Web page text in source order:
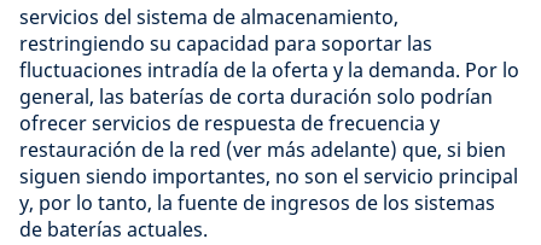
servicios del sistema de almacenamiento,
restringiendo su capacidad para soportar las
fluctuaciones intradía de la oferta y la demanda. Por lo
general, las baterías de corta duración solo podrían
ofrecer servicios de respuesta de frecuencia y
restauración de la red (ver más adelante) que, si bien
siguen siendo importantes, no son el servicio principal
y, por lo tanto, la fuente de ingresos de los sistemas
de baterías actuales.